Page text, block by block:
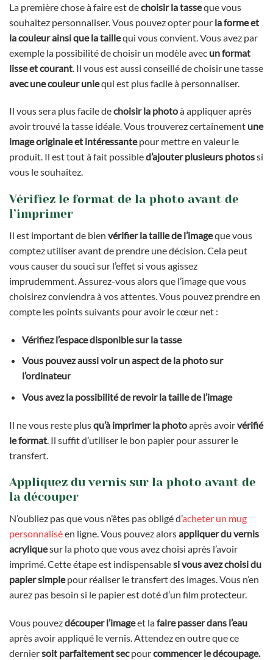
La première chose à faire est dechoisir la tasseque vous
souhaitez personnaliser. Vous pouvez opter pour la forme et
la couleur ainsi que la taillequi vous convient. Vous avez par
exemple la possibilité de choisir un modèle avec un format
lisse et courant . Il vous est aussi conseillé de choisir une tasse
avec une couleur uniequi est plus facile à personnaliser.
Il vous sera plus facile dechoisir la photoà appliquer après
avoir trouvé la tasse idéale. Vous trouverez certainement une
image originaleet intéressantepour mettre en valeur le
produit. Il est tout à fait possibled’ajouter plusieurs photossi
vous le souhaitez.
Vérifiez le format de la photo avant de
l’imprimer
Il est important de bien vérifier la taille de l’imageque vous
comptez utiliser avant de prendre une décision. Cela peut
vous causer du souci sur l’effet si vous agissez
imprudemment. Assurez-vous alors que l’image que vous
choisirez conviendra à vos attentes. Vous pouvez prendre en
compte les points suivants pour avoir le cœur net :
Vérifiez l’espace disponible sur la tasse
Vous pouvez aussi voir un aspect de la photo sur
l’ordinateur
Vous avez la possibilité de revoir la taille de l’image
Il ne vous reste plusqu’à imprimer la photoaprès avoirvérifié
le format . Il suffit d’utiliser le bon papier pour assurer le
transfert.
Appliquez du vernis sur la photo avant de
la découper
N’oubliez pas que vous n’êtes pas obligé d’acheter un mug
personnaliséen ligne. Vous pouvez alorsappliquer du vernis
acryliquesur la photo que vous avez choisi après l’avoir
imprimé. Cette étape est indispensablesi vous avez choisi du
papier simplepour réaliser le transfert des images. Vous n’en
aurez pas besoin si le papier est doté d’un film protecteur.
Vous pouvezdécouper l’imageet lafaire passer dans l’eau
après avoir appliqué le vernis. Attendez en outre que ce
derniersoit parfaitement secpourcommencer le découpage.